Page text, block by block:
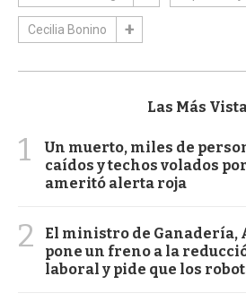
Cecilia Bonino
Las Más
1
Un muerto, miles de
caídos y techos volados
ameritó alerta roja
2
El ministro de Ganadería,
pone un freno a la
laboral y pide que los